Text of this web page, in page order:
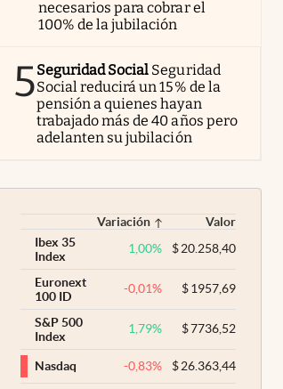
necesarios para cobrar el
100% de la jubilación
5Seguridad Social Seguridad
Social reducirá un 15% de la
pensión a quienes hayan
trabajado más de 40 años pero
adelanten su jubilación
Variación
Valor
Ibex 35
Index
1,00% $20.258,40
Euronext
100 ID
-0,01% $1957,69
S&P 500
Index
1,79% $7736,52
Nasdaq -0,83% $26.363,44